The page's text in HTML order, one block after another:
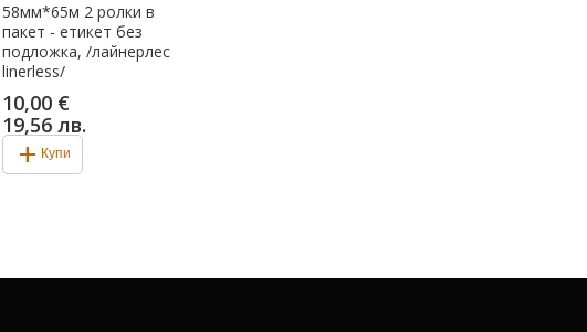
58мм*65м 2 ролки в
пакет - етикет без
подложка, /лайнерлес
linerless/
10,00 €
19,56 лв.
add Купи